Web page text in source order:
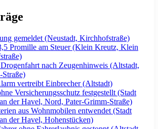
gemeldet (Neustadt, Kirchhofstraße)
Promille am Steuer (Klein Kreutz, Klein
nach Zeugenhinweis (Altstadt,
vertreibt Einbrecher (Altstadt)
Versicherungsschutz festgestellt (Stadt
der Havel, Nord, Pater-Grimm-Straße)
aus Wohnmobilen entwendet (Stadt
der Havel, Hohenstücken)